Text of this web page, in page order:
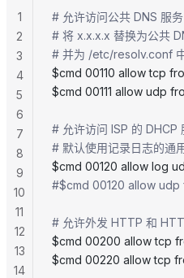
# 允许访问公共 DNS 服务
# 将 x.x.x.x 替换为公共
# 并为 /etc/resolv.conf
$cmd 00110 allow tcp
$cmd 00111 allow udp
# 允许访问 ISP 的 DHCP
# 默认使用记录日志的通
$cmd 00120 allow log
#$cmd 00120 allow
# 允许外发 HTTP 和
$cmd 00200 allow tcp
$cmd 00220 allow tcp
1
2
3
4
5
6
7
8
9
10
11
12
13
14